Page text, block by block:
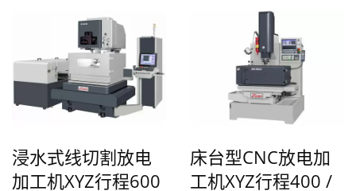
动和高精度能力使其能够应
对不同形状和大小的工件，
保证加工出高品质的产品。
方便更换耗材的设计让操作
更加便利，为厂商提供了高
效、稳定的加工解决方案。
工范围，可以处理更大尺
寸、更复杂的工件。 另
外，两台机器在零组件的选
用上是相同的，例如PMI品
牌的C2级螺杆、SP级线
轨、台达电驱动器与伺服马
达。这些零组件的选用保证
了两台机器在精度、稳定性
浸水式线切割放电
加工机XYZ行程600
床台型CNC放电加
工机XYZ行程400 /